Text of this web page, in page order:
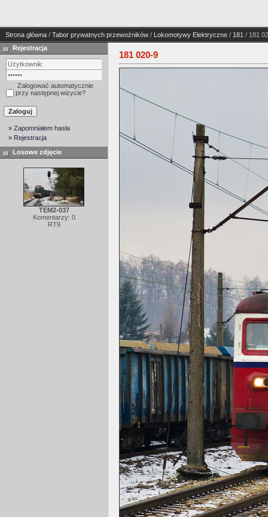
Strona główna / Tabor prywatnych przewoźników / Lokomotywy Elektryczne / 181 / 181
Rejestracja
Zalogować automatycznie
przy następnej wizycie?
» Zapomniałem hasła
» Rejestracja
Losowe zdjęcie
TEM2-037
Komentarzy: 0
RT9
181 020-9